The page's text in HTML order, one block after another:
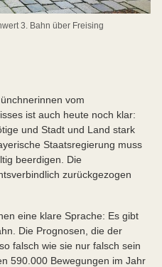
3. Bahn über Freising
vom
ist auch heute noch klar:
und Stadt und Land stark
Staatsregierung muss
beerdigen. Die
zurückgezogen
eine klare Sprache: Es gibt
Die Prognosen, die der
falsch wie sie nur falsch sein
590.000 Bewegungen im Jahr